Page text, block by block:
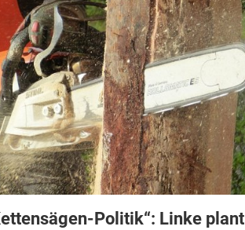
Politik“: Linke plant